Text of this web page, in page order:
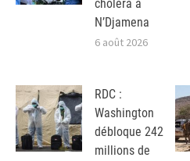
choléra à
N’Djamena
6 août 2026
RDC :
Washington
débloque 242
millions de